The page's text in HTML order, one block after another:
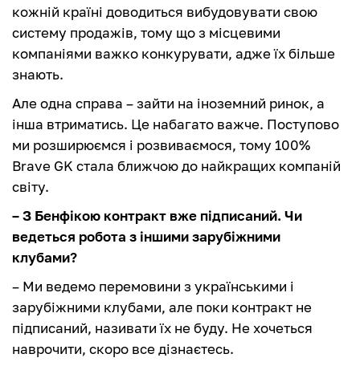
кожній країні доводиться вибудовувати свою
систему продажів, тому що з місцевими
компаніями важко конкурувати, адже їх більше
знають.
Але одна справа – зайти на іноземний ринок, а
інша втриматись. Це набагато важче. Поступово
ми розширюємся і розвиваємося, тому 100%
Brave GK стала ближчою до найкращих компаній
світу.
– З Бенфікою контракт вже підписаний. Чи
ведеться робота з іншими зарубіжними
клубами?
– Ми ведемо перемовини з українськими і
зарубіжними клубами, але поки контракт не
підписаний, називати їх не буду. Не хочеться
наврочити, скоро все дізнаєтесь.